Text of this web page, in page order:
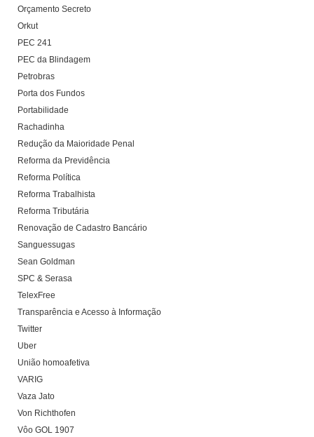
Orçamento Secreto
Orkut
PEC 241
PEC da Blindagem
Petrobras
Porta dos Fundos
Portabilidade
Rachadinha
Redução da Maioridade Penal
Reforma da Previdência
Reforma Política
Reforma Trabalhista
Reforma Tributária
Renovação de Cadastro Bancário
Sanguessugas
Sean Goldman
SPC & Serasa
TelexFree
Transparência e Acesso à Informação
Twitter
Uber
União homoafetiva
VARIG
Vaza Jato
Von Richthofen
Vôo GOL 1907